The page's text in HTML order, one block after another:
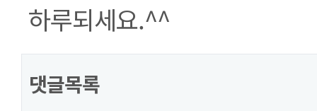
하루되세요.^^
댓글목록